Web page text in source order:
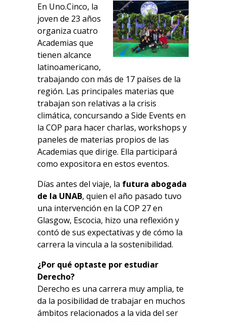
En Uno.Cinco, la
joven de 23 años
organiza cuatro
Academias que
tienen alcance
latinoamericano,
trabajando con más de 17 países de la
región. Las principales materias que
trabajan son relativas a la crisis
climática, concursando a Side Events en
la COP para hacer charlas, workshops y
paneles de materias propios de las
Academias que dirige. Ella participará
como expositora en estos eventos.
Días antes del viaje, la futura abogada
de la UNAB, quien el año pasado tuvo
una intervención en la COP 27 en
Glasgow, Escocia, hizo una reflexión y
contó de sus expectativas y de cómo la
carrera la vincula a la sostenibilidad.
¿Por qué optaste por estudiar
Derecho?
Derecho es una carrera muy amplia, te
da la posibilidad de trabajar en muchos
ámbitos relacionados a la vida del ser